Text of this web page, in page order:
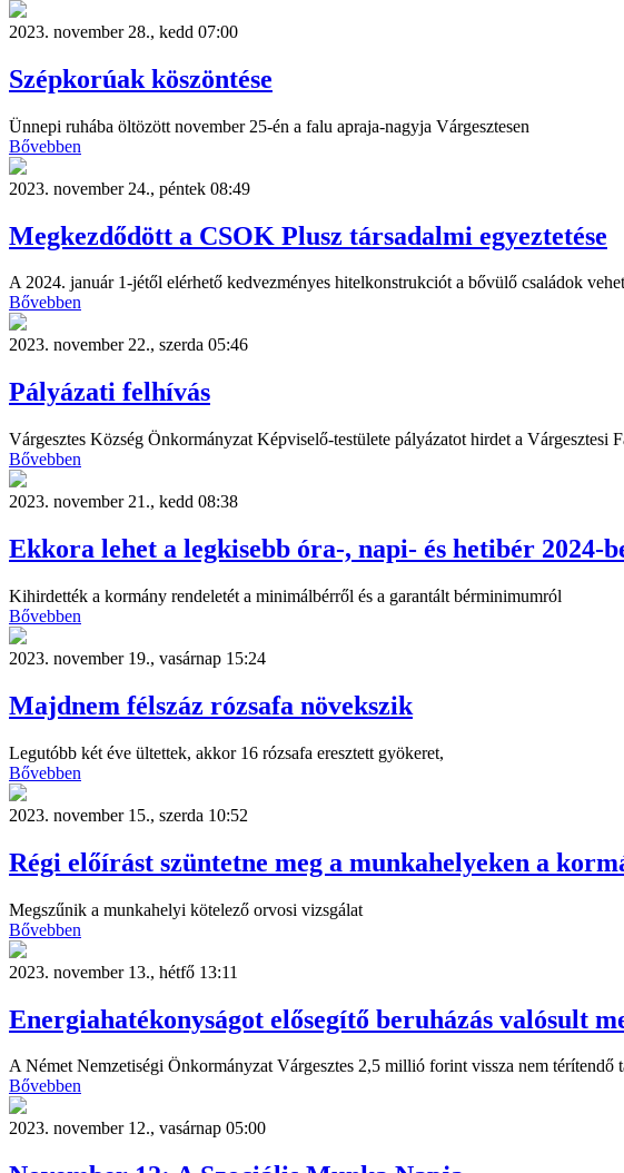
2023. november 28., kedd 07:00
Szépkorúak köszöntése
Ünnepi ruhába öltözött november 25-én a falu apraja-nagyja Várgesztesen
Bővebben
2023. november 24., péntek 08:49
Megkezdődött a CSOK Plusz társadalmi egyeztetése
A 2024. január 1-jétől elérhető kedvezményes hitelkonstrukciót a bővülő családok
Bővebben
2023. november 22., szerda 05:46
Pályázati felhívás
Várgesztes Község Önkormányzat Képviselő-testülete pályázatot hirdet a Várgesztesi
Bővebben
2023. november 21., kedd 08:38
Ekkora lehet a legkisebb óra-, napi- és hetibér 2024-
Kihirdették a kormány rendeletét a minimálbérről és a garantált bérminimumról
Bővebben
2023. november 19., vasárnap 15:24
Majdnem félszáz rózsafa növekszik
Legutóbb két éve ültettek, akkor 16 rózsafa eresztett gyökeret,
Bővebben
2023. november 15., szerda 10:52
Régi előírást szüntetne meg a munkahelyeken a
Megszűnik a munkahelyi kötelező orvosi vizsgálat
Bővebben
2023. november 13., hétfő 13:11
Energiahatékonyságot elősegítő beruházás valósult
A Német Nemzetiségi Önkormányzat Várgesztes 2,5 millió forint vissza nem térítendő
Bővebben
2023. november 12., vasárnap 05:00